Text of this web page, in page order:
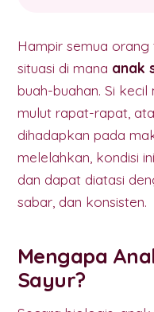
Hampir semua
situasi di mana anak
buah-buahan. Si
mulut rapat-rapat,
dihadapkan pada
melelahkan, kondisi
dan dapat diatasi
sabar, dan konsisten.
Mengapa
Sayur?